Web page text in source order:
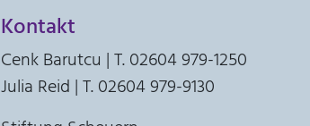
Kontakt
Cenk Barutcu | T. 02604 979-1250
Julia Reid | T. 02604 979-9130